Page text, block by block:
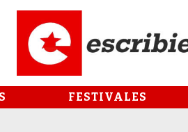
FESTIVALES